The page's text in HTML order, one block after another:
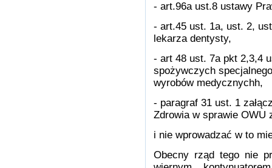
- art.96a ust.8 ustawy
- art.45 ust. 1a, ust. 2,
lekarza dentysty,
- art 48 ust. 7a pkt 2,3,4
spożywczych
wyrobów medycznychh,
- paragraf 31 ust. 1
Zdrowia w sprawie
i nie wprowadzać w to
Obecny rząd tego nie